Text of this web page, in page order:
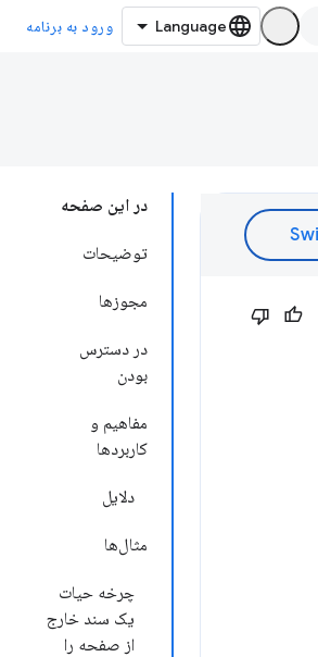
ورود به برنامه
در این صفحه
توضیحات
مجوزها
در دسترس
بودن
مفاهیم و
کاربردها
دلایل
مثال‌ها
چرخه حیات
یک سند خارج
از صفحه را